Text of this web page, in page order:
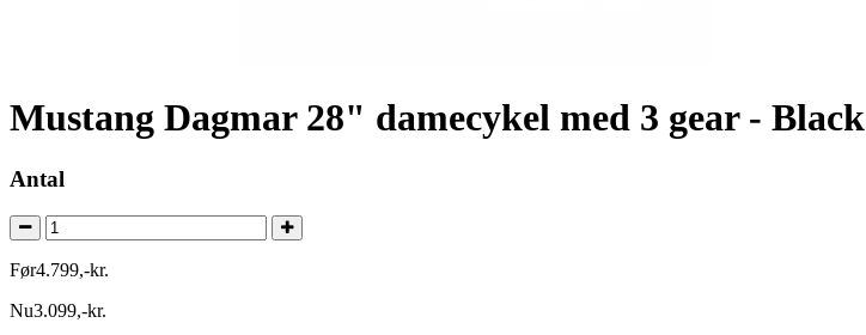
Mustang Dagmar 28" damecykel med 3 gear - Black
Antal
Før4.799,-kr.
Nu3.099,-kr.